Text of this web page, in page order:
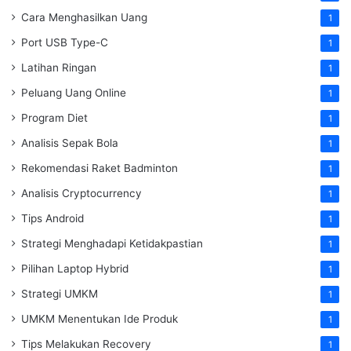
Cara Menghasilkan Uang 1
Port USB Type-C 1
Latihan Ringan 1
Peluang Uang Online 1
Program Diet 1
Analisis Sepak Bola 1
Rekomendasi Raket Badminton 1
Analisis Cryptocurrency 1
Tips Android 1
Strategi Menghadapi Ketidakpastian 1
Pilihan Laptop Hybrid 1
Strategi UMKM 1
UMKM Menentukan Ide Produk 1
Tips Melakukan Recovery 1